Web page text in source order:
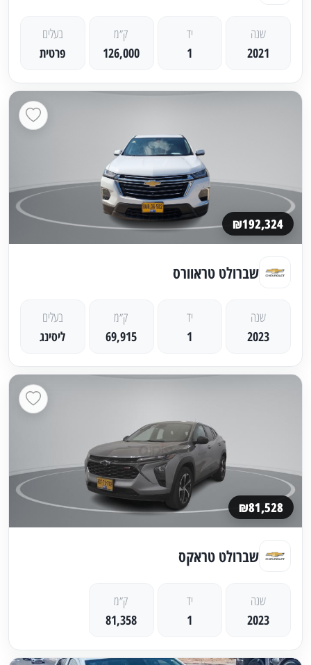
שנה
2021
יד
1
ק״מ
126,000
בעלים
פרטית
₪192,324
שברולט טראוורס
שנה
2023
יד
1
ק״מ
69,915
בעלים
ליסינג
₪81,528
שברולט טראקס
שנה
2023
יד
1
ק״מ
81,358